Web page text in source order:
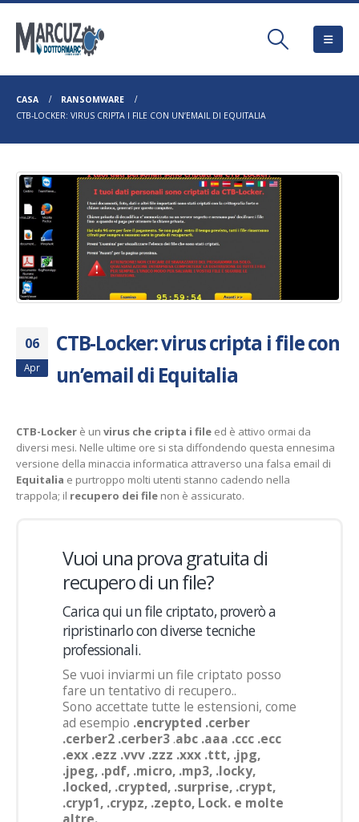
CASA
RANSOMWARE
CTB-LOCKER: VIRUS CRIPTA I FILE CON UN’EMAIL DI EQUITALIA
06
Apr
CTB-Locker: virus cripta i file con
un’email di Equitalia
CTB-Locker è un virus che cripta i file ed è attivo ormai da
diversi mesi. Nelle ultime ore si sta diffondendo questa ennesima
versione della minaccia informatica attraverso una falsa email di
Equitalia e purtroppo molti utenti stanno cadendo nella
trappola; il recupero dei file non è assicurato.
Vuoi una prova gratuita di
recupero di un file?
Carica qui un file criptato, proverò a
ripristinarlo con diverse tecniche
professionali.
Se vuoi inviarmi un file criptato posso
fare un tentativo di recupero..
Sono accettate tutte le estensioni, come
ad esempio .encrypted .cerber
.cerber2 .cerber3 .abc .aaa .ccc .ecc
.exx .ezz .vvv .zzz .xxx .ttt, .jpg,
.jpeg, .pdf, .micro, .mp3, .locky,
.locked, .crypted, .surprise, .crypt,
.cryp1, .crypz, .zepto, Lock. e molte